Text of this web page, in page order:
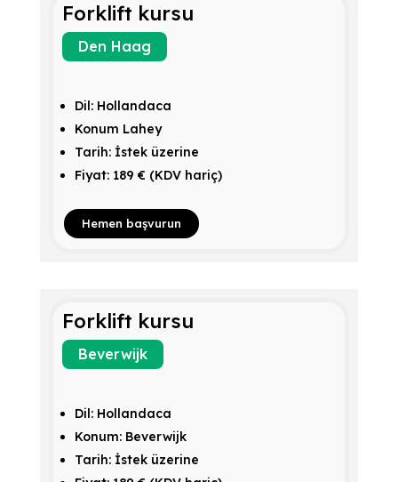
Forklift kursu
Den Haag
Dil: Hollandaca
Konum Lahey
Tarih: İstek üzerine
Fiyat: 189 € (KDV hariç)
Hemen başvurun
Forklift kursu
Beverwijk
Dil: Hollandaca
Konum: Beverwijk
Tarih: İstek üzerine